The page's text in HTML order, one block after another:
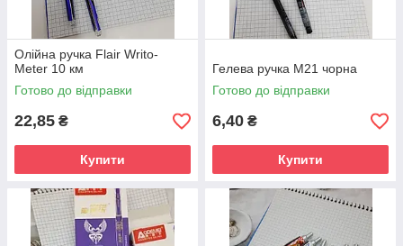
Олійна ручка Flair Writo-
Meter 10 км
Готово до відправки
22,85 ₴
Купити
Гелева ручка М21 чорна
Готово до відправки
6,40 ₴
Купити